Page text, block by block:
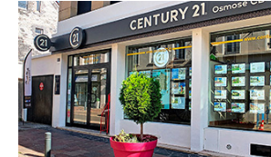
CENTURY 21
22 rue
GISORS - 27140
Envoyer un